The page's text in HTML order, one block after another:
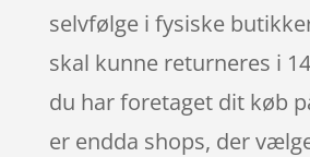
selvfølge i fysiske
skal kunne returneres i
du har foretaget dit køb
er endda shops, der